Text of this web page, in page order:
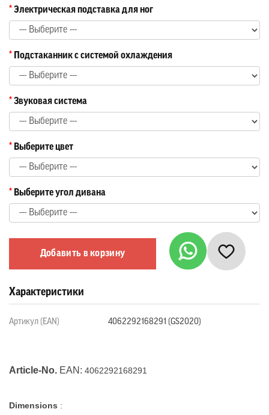
Электрическая подставка для ног
Подстаканник с системой охлаждения
Звуковая система
Выберите цвет
Выберите угол дивана
Добавить в корзину
Характеристики
Артикул (EAN) 4062292168291 (GS2020)
Article-No. EAN: 4062292168291
Dimensions :